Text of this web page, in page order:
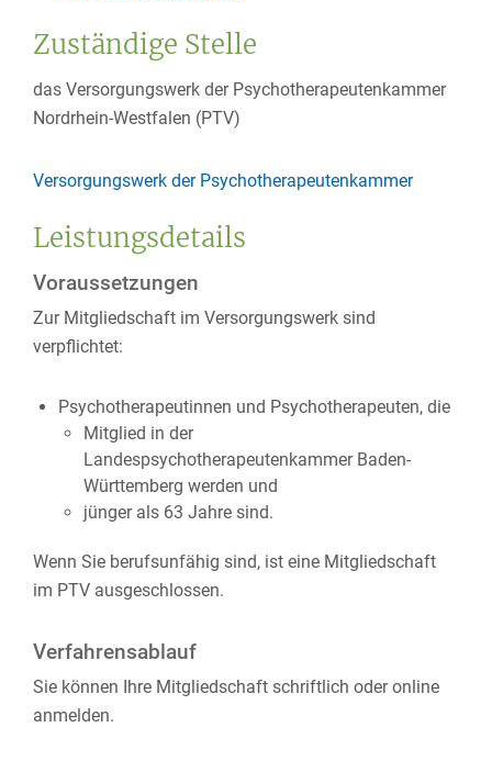
Zuständige Stelle
das Versorgungswerk der Psychotherapeutenkammer
Nordrhein-Westfalen (PTV)
Versorgungswerk der Psychotherapeutenkammer
Leistungsdetails
Voraussetzungen
Zur Mitgliedschaft im Versorgungswerk sind
verpflichtet:
Psychotherapeutinnen und Psychotherapeuten, die
Mitglied in der
Landespsychotherapeutenkammer Baden-
Württemberg werden und
jünger als 63 Jahre sind.
Wenn Sie berufsunfähig sind, ist eine Mitgliedschaft
im PTV ausgeschlossen.
Verfahrensablauf
Sie können Ihre Mitgliedschaft schriftlich oder online
anmelden.